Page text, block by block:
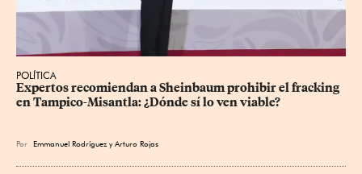
POLÍTICA
Expertos recomiendan a Sheinbaum prohibir el fracking
en Tampico-Misantla: ¿Dónde sí lo ven viable?
Por Emmanuel Rodríguez yArturo Rojas